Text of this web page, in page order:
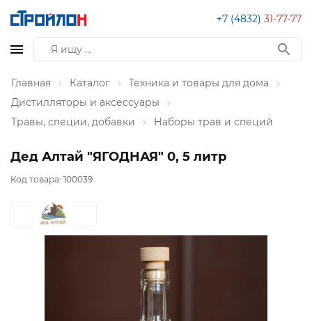
+7 (4832) 31-77-77
Главная Каталог
Техника и товары для дома
Дистилляторы и аксессуары
Травы, специи, добавки
Наборы трав и специй
Дед Алтай "ЯГОДНАЯ" 0, 5 литр
Код товара: 100039